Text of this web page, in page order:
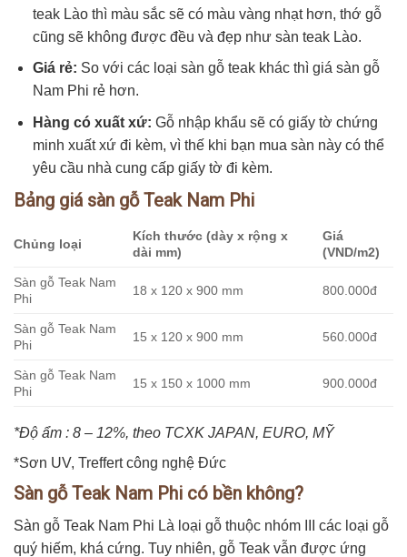
teak Lào thì màu sắc sẽ có màu vàng nhạt hơn, thớ gỗ
cũng sẽ không được đều và đẹp như sàn teak Lào.
Giá rẻ: So với các loại sàn gỗ teak khác thì giá sàn gỗ
Nam Phi rẻ hơn.
Hàng có xuất xứ: Gỗ nhập khẩu sẽ có giấy tờ chứng
minh xuất xứ đi kèm, vì thế khi bạn mua sàn này có thể
yêu cầu nhà cung cấp giấy tờ đi kèm.
Bảng giá sàn gỗ Teak Nam Phi
Chủng loại
Kích thước (dày x rộng x
dài mm)
Giá
(VND/m2)
Sàn gỗ Teak Nam
Phi
18 x 120 x 900 mm 800.000đ
Sàn gỗ Teak Nam
Phi
15 x 120 x 900 mm 560.000đ
Sàn gỗ Teak Nam
Phi
15 x 150 x 1000 mm 900.000đ
*Độ ẩm : 8 – 12%, theo TCXK JAPAN, EURO, MỸ
*Sơn UV, Treffert công nghệ Đức
Sàn gỗ Teak Nam Phi có bền không?
Sàn gỗ Teak Nam Phi Là loại gỗ thuộc nhóm III các loại gỗ
quý hiếm, khá cứng. Tuy nhiên, gỗ Teak vẫn được ứng